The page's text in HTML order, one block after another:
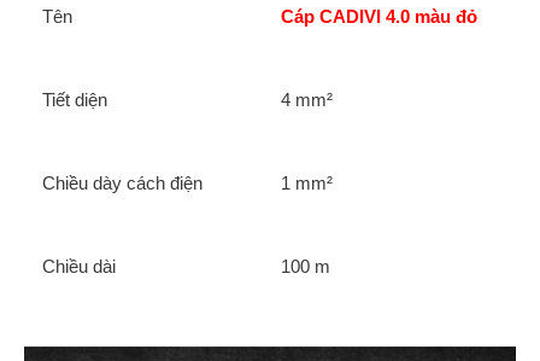
Tên Cáp CADIVI 4.0 màu đỏ
Tiết diện 4 mm²
Chiều dày cách điện 1 mm²
Chiều dài 100 m